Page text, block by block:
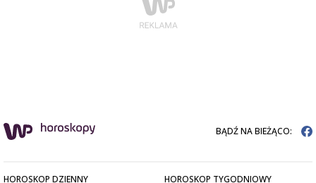
BĄDŹ NA BIEŻĄCO:
HOROSKOP DZIENNY HOROSKOP TYGODNIOWY